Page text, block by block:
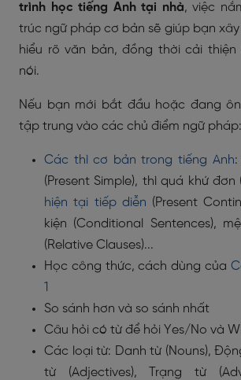
trình học tiếng Anh tại nhà, việc
trúc ngữ pháp cơ bản sẽ giúp bạn
hiểu rõ văn bản, đồng thời cải thiện
nói.
Nếu bạn mới bắt đầu hoặc đang
tập trung vào các chủ điểm ngữ pháp:
Các thì cơ bản trong tiếng Anh
(Present Simple), thì quá khứ đơn
hiện tại tiếp diễn (Present
kiện (Conditional Sentences),
(Relative Clauses)...
Học công thức, cách dùng của
1
So sánh hơn và so sánh nhất
Câu hỏi có từ để hỏi Yes/No và
Các loại từ: Danh từ (Nouns),
từ (Adjectives), Trạng từ